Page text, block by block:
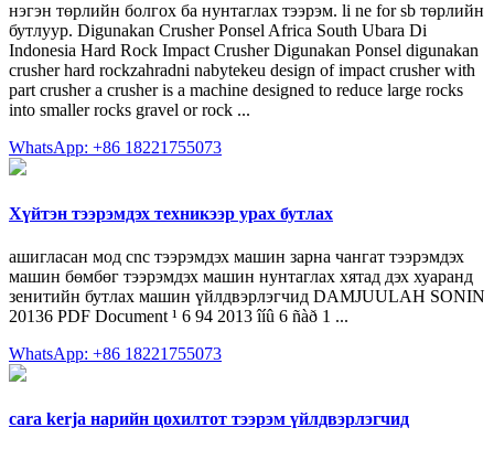
нэгэн төрлийн болгох ба нунтаглах тээрэм. li ne for sb төрлийн
бутлуур. Digunakan Crusher Ponsel Africa South Ubara Di
Indonesia Hard Rock Impact Crusher Digunakan Ponsel digunakan
crusher hard rockzahradni nabytekeu design of impact crusher with
part crusher a crusher is a machine designed to reduce large rocks
into smaller rocks gravel or rock ...
WhatsApp: +86 18221755073
Хүйтэн тээрэмдэх техникээр урах бутлах
ашигласан мод cnc тээрэмдэх машин зарна чангат тээрэмдэх
машин бөмбөг тээрэмдэх машин нунтаглах хятад дэх хуаранд
зенитийн бутлах машин үйлдвэрлэгчид DAMJUULAH SONIN
20136 PDF Document ¹ 6 94 2013 îíû 6 ñàð 1 ...
WhatsApp: +86 18221755073
cara kerja нарийн цохилтот тээрэм үйлдвэрлэгчид